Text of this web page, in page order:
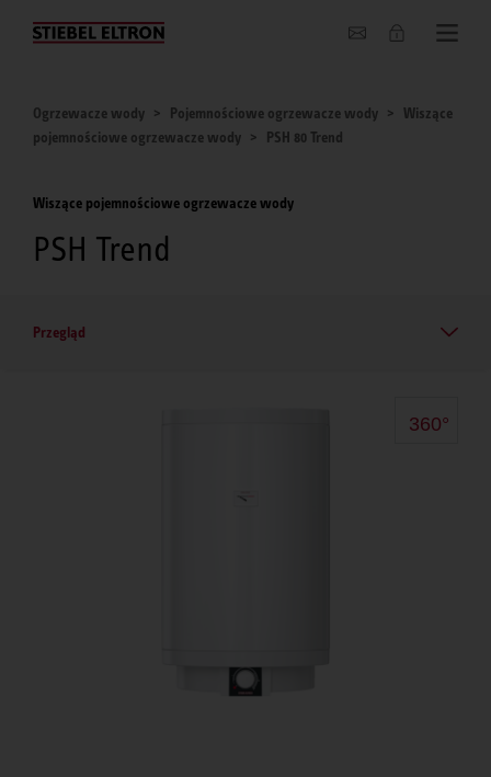
O nas
Ogrzewacze wody Pojemnościowe ogrzewacze wody
Wiszące
pojemnościowe ogrzewacze wody
PSH 80 Trend
Wiszące pojemnościowe ogrzewacze wody
PSH Trend
Przegląd
360°